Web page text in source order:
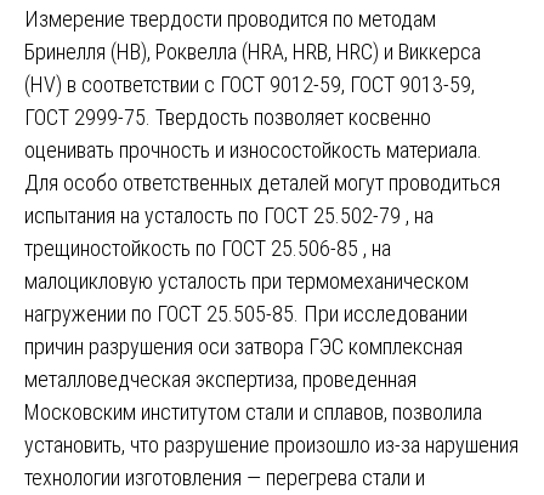
Измерение твердости проводится по методам
Бринелля (HB), Роквелла (HRA, HRB, HRC) и Виккерса
(HV) в соответствии с ГОСТ 9012-59, ГОСТ 9013-59,
ГОСТ 2999-75. Твердость позволяет косвенно
оценивать прочность и износостойкость материала.
Для особо ответственных деталей могут проводиться
испытания на усталость по ГОСТ 25.502-79 , на
трещиностойкость по ГОСТ 25.506-85 , на
малоцикловую усталость при термомеханическом
нагружении по ГОСТ 25.505-85. При исследовании
причин разрушения оси затвора ГЭС комплексная
металловедческая экспертиза, проведенная
Московским институтом стали и сплавов, позволила
установить, что разрушение произошло из-за нарушения
технологии изготовления — перегрева стали и